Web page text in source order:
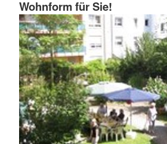
Wohnform für Sie!